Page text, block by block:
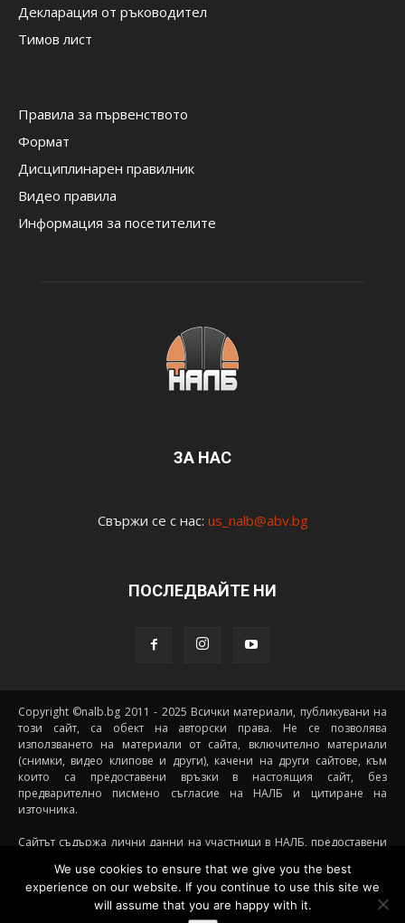
Декларация от ръководител
Тимов лист
Правила за първенството
Формат
Дисциплинарен правилник
Видео правила
Информация за посетителите
ЗА НАС
Свържи се с нас: us_nalb@abv.bg
ПОСЛЕДВАЙТЕ НИ
Copyright ©nalb.bg 2011 - 2025 Всички материали, публикувани на
този сайт, са обект на авторски права. Не се позволява
използването на материали от сайта, включително материали
(снимки, видео клипове и други), качени на други сайтове, към
които са предоставени връзки в настоящия сайт, без
предварително писмено съгласие на НАЛБ и цитиране на
източника.
Сайтът съдържа лични данни на участници в НАЛБ, предоставени
случай че става дума за непълнолетни участници) посредством
подписани декларации за участие, съгласявайки се данните им да
бъдат съхранявани и обработвани от НАЛБ. При желание от
We use cookies to ensure that we give you the best
experience on our website. If you continue to use this site we
will assume that you are happy with it.